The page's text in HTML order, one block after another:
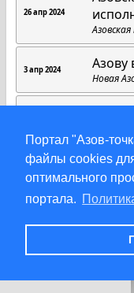
Портал "Азов-
файлы cookies
оптимального
портала.
первая
26 апр 2024
3 апр 2024 Азову
Новая